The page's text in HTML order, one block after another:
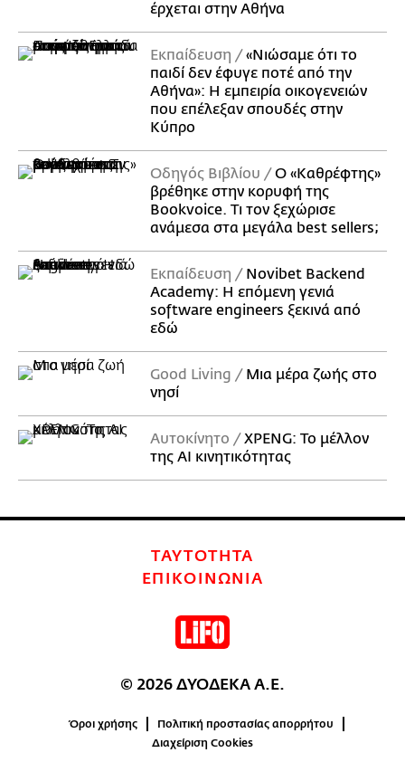
έρχεται στην Αθήνα
Εκπαίδευση
«Νιώσαμε ότι το
παιδί δεν έφυγε ποτέ από την
Αθήνα»: Η εμπειρία οικογενειών
που επέλεξαν σπουδές στην
Κύπρο
Οδηγός Βιβλίου
Ο «Καθρέφτης»
βρέθηκε στην κορυφή της
Bookvoice. Τι τον ξεχώρισε
ανάμεσα στα μεγάλα best sellers;
Εκπαίδευση
Novibet Backend
Academy: Η επόμενη γενιά
software engineers ξεκινά από
εδώ
Good Living
Μια μέρα ζωής στο
νησί
Αυτοκίνητο
XPENG: Το μέλλον
της AI κινητικότητας
ΤΑΥΤΟΤΗΤΑ
ΕΠΙΚΟΙΝΩΝΙΑ
© 2026 ΔΥΟΔΕΚΑ Α.Ε.
Όροι χρήσης
Πολιτική προστασίας απορρήτου
Διαχείριση Cookies